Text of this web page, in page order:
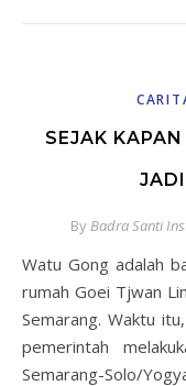
SEJAK
ByBadra Santi
Watu Gong adalah batu alam yang ditemukan di pelataran
rumah Goei Tjwan
Semarang. Waktu
pemerintah
Semarang-Solo/